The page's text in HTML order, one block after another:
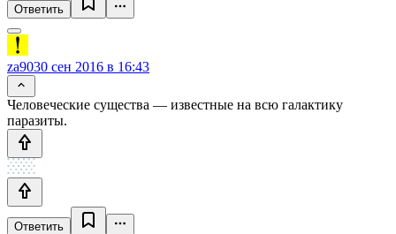
Ответить
za9030 сен 2016 в 16:43
Человеческие существа — известные на всю галактику
паразиты.
Ответить